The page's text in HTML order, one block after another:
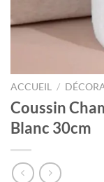
ACCUEIL /
Coussin
Blanc 30cm